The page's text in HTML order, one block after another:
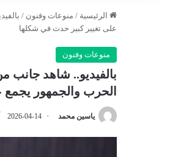
الرئيسية / منوعات وفنون /
على تغيير كبير حدث في شكلها
منوعات وفنون
بالفيديو.. شاهد جانب
الحرب والجمهور
ياسين محمد 2026-04-14